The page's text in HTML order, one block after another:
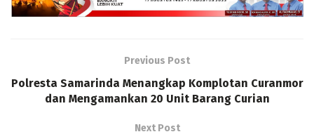
Previous Post
Polresta Samarinda Menangkap Komplotan Curanmor
dan Mengamankan 20 Unit Barang Curian
Next Post